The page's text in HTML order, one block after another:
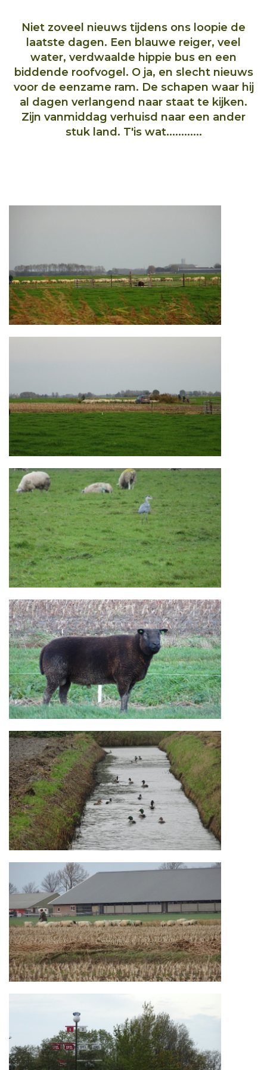
Niet zoveel nieuws tijdens ons loopie de
laatste dagen. Een blauwe reiger, veel
water, verdwaalde hippie bus en een
biddende roofvogel. O ja, en slecht nieuws
voor de eenzame ram. De schapen waar hij
al dagen verlangend naar staat te kijken.
Zijn vanmiddag verhuisd naar een ander
stuk land. T'is wat............